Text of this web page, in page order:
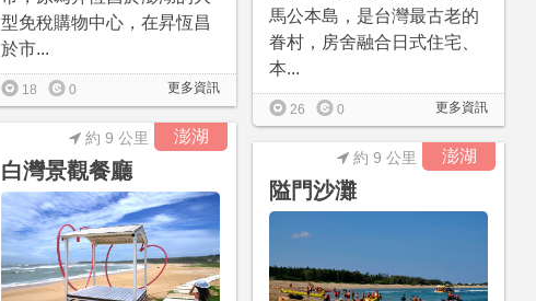
型免稅購物中心，在昇恆昌
於市...
更多資訊
18 0
馬公本島，是台灣最古老的
眷村，房舍融合日式住宅、
本...
更多資訊
26 0
澎湖
白灣景觀餐廳
約 9 公里
澎湖
隘門沙灘
約 9 公里